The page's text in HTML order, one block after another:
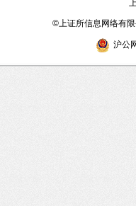
©上证所信息网络有
沪公